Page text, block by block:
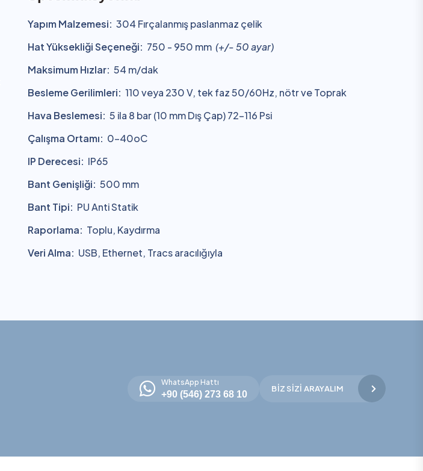
Yapım Malzemesi: 304 Fırçalanmış paslanmaz çelik
Hat Yüksekliği Seçeneği: 750 - 950 mm (+/- 50 ayar)
Maksimum Hızlar: 54 m/dak
Besleme Gerilimleri: 110 veya 230 V, tek faz 50/60Hz, nötr ve Toprak
Hava Beslemesi: 5 ila 8 bar (10 mm Dış Çap) 72-116 Psi
Çalışma Ortamı: 0-40oC
IP Derecesi: IP65
Bant Genişliği: 500 mm
Bant Tipi: PU Anti Statik
Raporlama: Toplu, Kaydırma
Veri Alma: USB, Ethernet, Tracs aracılığıyla
WhatsApp Hattı
+90 (546) 273 68 10
BIZ SIZI ARAYALIM